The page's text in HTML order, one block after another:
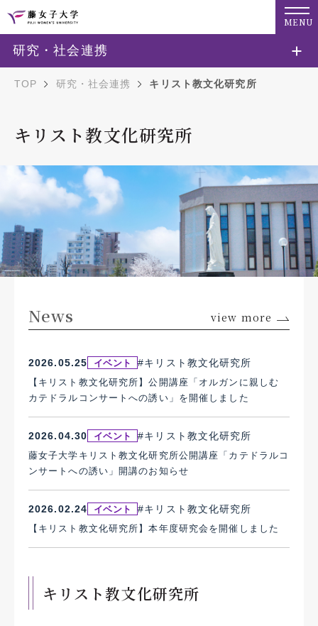
MENU
TOP 研究・社会連携 キリスト教文化研究所
キリスト教文化研究所
News view more
2026.05.25 イベント #キリスト教文化研究所
【キリスト教文化研究所】公開講座「オルガンに親しむ
カテドラルコンサートへの誘い」を開催しました
2026.04.30 イベント #キリスト教文化研究所
藤女子大学キリスト教文化研究所公開講座「カテドラルコ
ンサートへの誘い」開講のお知らせ
2026.02.24 イベント #キリスト教文化研究所
【キリスト教文化研究所】本年度研究会を開催しました
キリスト教文化研究所
研究・社会連携